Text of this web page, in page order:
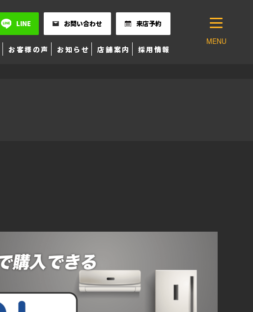
LINE お問い合わせ 来店予約
お客様の声 お知らせ 店舗案内 採用情報
MENU